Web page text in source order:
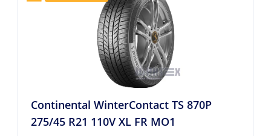
Continental WinterContact TS 870P
275/45 R21 110V XL FR MO1